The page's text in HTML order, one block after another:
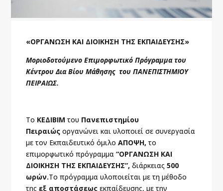
«ΟΡΓΑΝΩΣΗ ΚΑΙ ΔΙΟΙΚΗΣΗ ΤΗΣ ΕΚΠΑΙΔΕΥΣΗΣ»
Μοριοδοτούμενο Επιμορφωτικό Πρόγραμμα του
Κέντρου Δια Βίου Μάθησης του ΠΑΝΕΠΙΣΤΗΜΙΟΥ
ΠΕΙΡΑΙΩΣ.
Το ΚΕΔΙΒΙΜ του Πανεπιστημίου
Πειραιώςοργανώνει και υλοποιεί σε συνεργασία
με τον Εκπαιδευτικό όμιλοΑΠΟΨΗ, το
επιμορφωτικό πρόγραμμα“ΟΡΓΑΝΩΣΗ ΚΑΙ
ΔΙΟΙΚΗΣΗ ΤΗΣ ΕΚΠΑΙΔΕΥΣΗΣ”,διάρκειας 500
ωρών.Το πρόγραμμα υλοποιείται με τη μέθοδο
τηςεξ αποστάσεως εκπαίδευσης, με την